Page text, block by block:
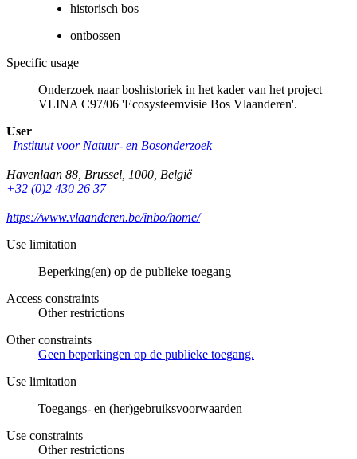
historisch bos
ontbossen
Specific usage
Onderzoek naar boshistoriek in het kader van het project
VLINA C97/06 'Ecosysteemvisie Bos Vlaanderen'.
User
Instituut voor Natuur- en Bosonderzoek
Havenlaan 88 Brussel 1000 België
+32 (0)2 430 26 37
https://www.vlaanderen.be/inbo/home/
Use limitation
Beperking(en) op de publieke toegang
Access constraints
Other restrictions
Other constraints
Geen beperkingen op de publieke toegang.
Use limitation
Toegangs- en (her)gebruiksvoorwaarden
Use constraints
Other restrictions